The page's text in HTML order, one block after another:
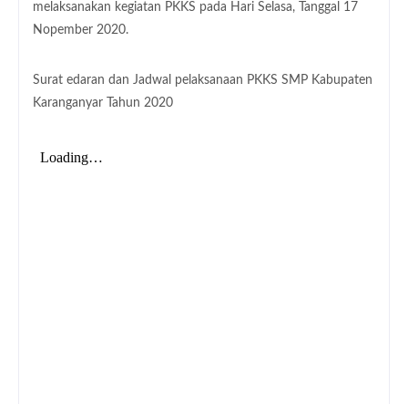
melaksanakan kegiatan PKKS pada Hari Selasa, Tanggal 17
Nopember 2020.
Surat edaran dan Jadwal pelaksanaan PKKS SMP Kabupaten
Karanganyar Tahun 2020